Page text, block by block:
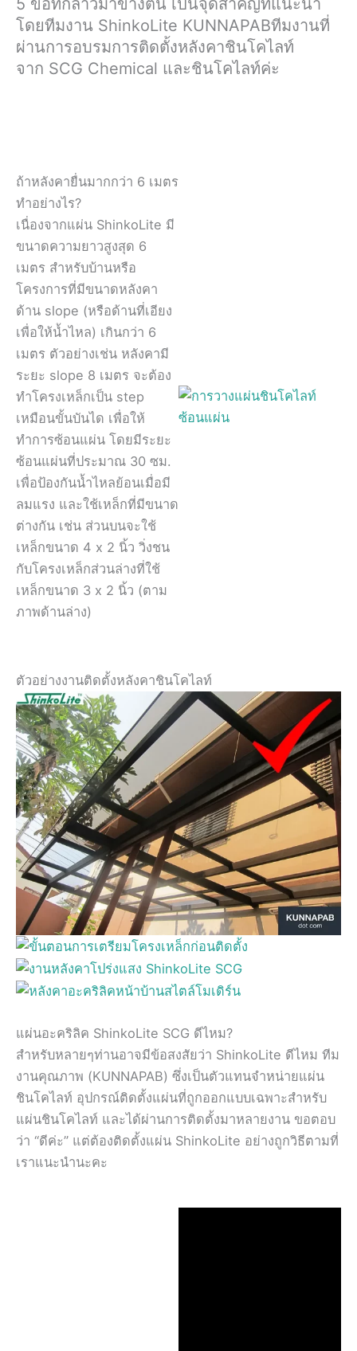
5 ข้อที่กล่าวมาข้างต้น เป็นจุดสำคัญที่แนะนำ
โดยทีมงาน ShinkoLite KUNNAPABทีมงานที่
ผ่านการอบรมการติดตั้งหลังคาชินโคไลท์
จาก SCG Chemical และชินโคไลท์ค่ะ
ถ้าหลังคายื่นมากกว่า 6 เมตร
ทำอย่างไร?
เนื่องจากแผ่น ShinkoLite มี
ขนาดความยาวสูงสุด 6
เมตร สำหรับบ้านหรือ
โครงการที่มีขนาดหลังคา
ด้าน slope (หรือด้านที่เอียง
เพื่อให้น้ำไหล) เกินกว่า 6
เมตร ตัวอย่างเช่น หลังคามี
ระยะ slope 8 เมตร จะต้อง
ทำโครงเหล็กเป็น step
เหมือนขั้นบันได เพื่อให้
ทำการซ้อนแผ่น โดยมีระยะ
ซ้อนแผ่นที่ประมาณ 30 ซม.
เพื่อป้องกันน้ำไหลย้อนเมื่อมี
ลมแรง และใช้เหล็กที่มีขนาด
ต่างกัน เช่น ส่วนบนจะใช้
เหล็กขนาด 4 x 2 นิ้ว วิ่งชน
กับโครงเหล็กส่วนล่างที่ใช้
เหล็กขนาด 3 x 2 นิ้ว (ตาม
ภาพด้านล่าง)
ตัวอย่างงานติดตั้งหลังคาชินโคไลท์
แผ่นอะคริลิค ShinkoLite SCG ดีไหม?
สำหรับหลายๆท่านอาจมีข้อสงสัยว่า ShinkoLite ดีไหม ทีม
งานคุณภาพ (KUNNAPAB) ซึ่งเป็นตัวแทนจำหน่ายแผ่น
ชินโคไลท์ อุปกรณ์ติดตั้งแผ่นที่ถูกออกแบบเฉพาะสำหรับ
แผ่นชินโคไลท์ และได้ผ่านการติดตั้งมาหลายงาน ขอตอบ
ว่า “ดีค่ะ” แต่ต้องติดตั้งแผ่น ShinkoLite อย่างถูกวิธีตามที่
เราแนะนำนะคะ